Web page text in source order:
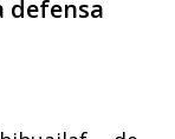
defensa